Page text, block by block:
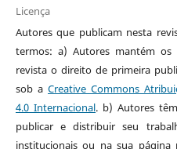
Licença
Autores que publicam nesta
termos: a) Autores mantém
revista o direito de primeira
sob a Creative Commons
4.0 Internacional. b) Autores
publicar e distribuir seu
institucionais ou na sua